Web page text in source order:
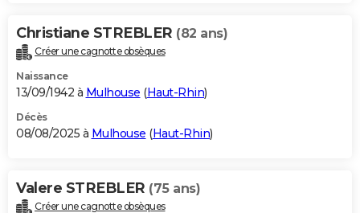
Carte de Noël
Carte Bonne année
Carte Saint-Valentin
Carte Pâques
Carte d'anniversaire
DICTIONNAIRE
Dictionnaire
Biographies
Citations
Expressions
Proverbes
PROGRAMME TV
S'inscrire
Se connecter
Lycées
Collèges
Primaires
Universités
Entreprises
Service militaire
Avis de recherche
AVIS DE DÉCÈS
Bricolage
Lifestyle
Culture
Sport
Auto
Television
Voyage
Cinema
Christiane STREBLER (82 ans)
Créer une cagnotte obsèques
Naissance
13/09/1942 à Mulhouse (Haut-Rhin)
Décès
08/08/2025 à Mulhouse (Haut-Rhin)
Valere STREBLER (75 ans)
Créer une cagnotte obsèques